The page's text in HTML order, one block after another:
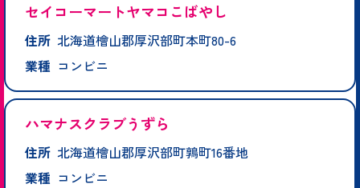
セイコーマートヤマコこばやし
住所 北海道檜山郡厚沢部町本町80-6
業種 コンビニ
ハマナスクラブうずら
住所 北海道檜山郡厚沢部町鶉町16番地
業種 コンビニ